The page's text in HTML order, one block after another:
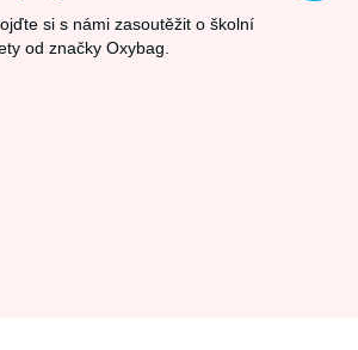
si s námi zasoutěžit o školní
od značky Oxybag.